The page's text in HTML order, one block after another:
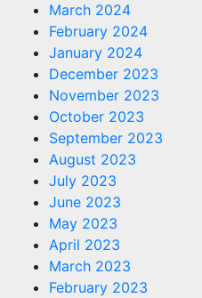
March 2024
February 2024
January 2024
December 2023
November 2023
October 2023
September 2023
August 2023
July 2023
June 2023
May 2023
April 2023
March 2023
February 2023